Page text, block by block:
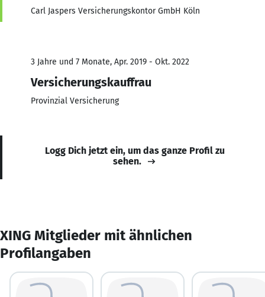
Carl Jaspers Versicherungskontor GmbH Köln
3 Jahre und 7 Monate, Apr. 2019 - Okt. 2022
Versicherungskauffrau
Provinzial Versicherung
Logg Dich jetzt ein, um das ganze Profil zu
sehen.
XING Mitglieder mit ähnlichen
Profilangaben